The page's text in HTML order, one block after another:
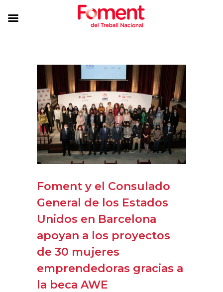
Foment y el Consulado
General de los Estados
Unidos en Barcelona
apoyan a los proyectos
de 30 mujeres
emprendedoras gracias a
la beca AWE